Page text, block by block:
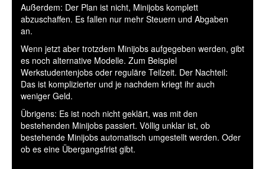
Außerdem: Der Plan ist nicht, Minijobs komplett
abzuschaffen. Es fallen nur mehr Steuern und Abgaben
an.
Wenn jetzt aber trotzdem Minijobs aufgegeben werden, gibt
es noch alternative Modelle. Zum Beispiel
Werkstudentenjobs oder reguläre Teilzeit. Der Nachteil:
Das ist komplizierter und je nachdem kriegt ihr auch
weniger Geld.
Übrigens: Es ist noch nicht geklärt, was mit den
bestehenden Minijobs passiert. Völlig unklar ist, ob
bestehende Minijobs automatisch umgestellt werden. Oder
ob es eine Übergangsfrist gibt.